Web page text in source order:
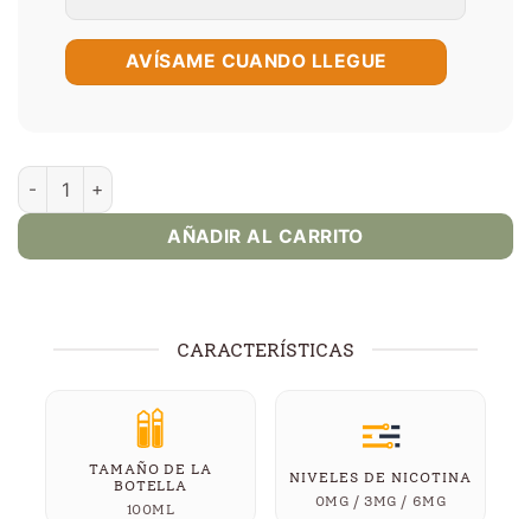
AVÍSAME CUANDO LLEGUE
Hi Drip Passion Fruit Lemonade 100ml E-Juice cantidad
AÑADIR AL CARRITO
CARACTERÍSTICAS
TAMAÑO DE LA
BOTELLA
100ML
NIVELES DE NICOTINA
0MG / 3MG / 6MG